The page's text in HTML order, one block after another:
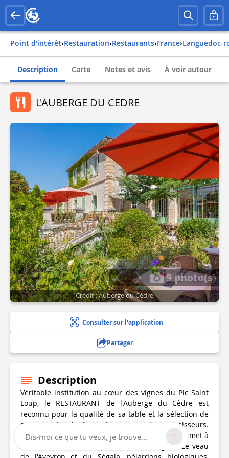
Point d'intérêt› Restauration› Restaurants› france› languedoc-
Description Carte Notes et avis À voir autour
L'AUBERGE DU CEDRE
9 photo(s)
Crédit : Auberge du Cèdre
Consulter sur l'application
Partager
Description
Véritable institution au cœur des vignes du Pic Saint
Loup, le RESTAURANT de l'Auberge du Cèdre est
reconnu pour la qualité de sa table et la sélection de
sa cave qui ravira les curieux comme les connaisseurs.
Une cuisine malicieuse, inventive et précise, qui met à
l'honneur d'excellents produits de la région: Le veau
Dis-moi ce que tu veux, je trouve...